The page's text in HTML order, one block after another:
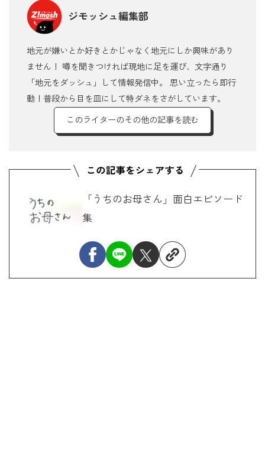
ジモッシュ編集部
地元が嫌いとか好きとかじゃなく地元にしか興味があり
ません！ 噂を聞きつければ現地に足を運び、文字通り
「地元をダッシュ」して情報発信中。 思い立ったら即行
動！普段から目を皿にして特ダネをさがしています。
このライターのその他の記事を読む
「うちのお母さん」面白エピソード
集